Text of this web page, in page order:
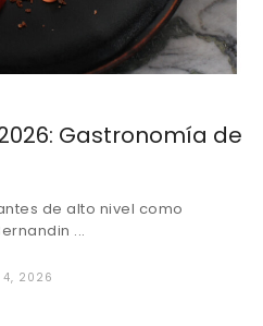
Gastronomía de
de alto nivel como
...
4, 2026